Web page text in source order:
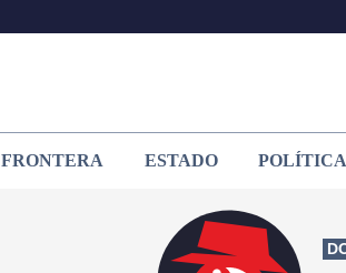
FRONTERA ESTADO POLÍTICA